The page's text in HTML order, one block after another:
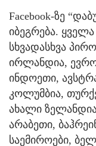
Facebook-ზე
იბეგრება.
სხვადასხვა
ირლანდია,
ინდოეთი,
კოლუმბია,
ახალი
არაბეთი,
საემიროები,